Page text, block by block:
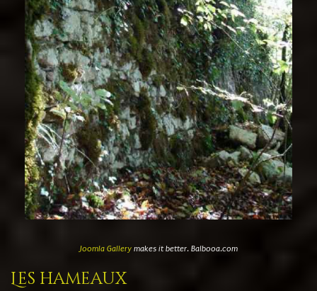
Joomla Gallerymakes it better. Balbooa.com
Les hameaux